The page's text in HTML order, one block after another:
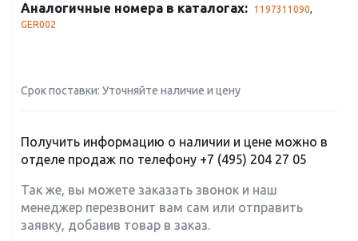
Аналогичные номера в каталогах: 1197311090,
GER002
Срок поставки: Уточняйте наличие и цену
Получить информацию о наличии и цене можно в
отделе продаж по телефону +7 (495) 204 27 05
Так же, вы можете заказать звонок и наш
менеджер перезвонит вам сам или отправить
заявку, добавив товар в заказ.